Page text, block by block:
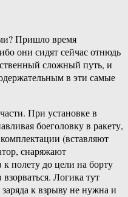
Пришло время
они сидят сейчас отнюдь
сложный путь, и
в эти самые
При установке в
боеголовку в ракету,
(вставляют
снаряжают
к полету до цели на борту
Логика тут
к взрыву не нужна и